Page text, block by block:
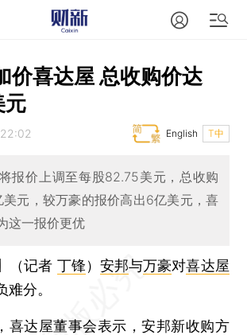
价喜达屋 总收购价达
元
T中
English
报价上调至每股82.75美元，总收购
元，较万豪的报价高出6亿美元，喜
这一报价更优
（记者 丁锋） 安邦与万豪对喜达屋
分。
达屋董事会表示，安邦新收购方